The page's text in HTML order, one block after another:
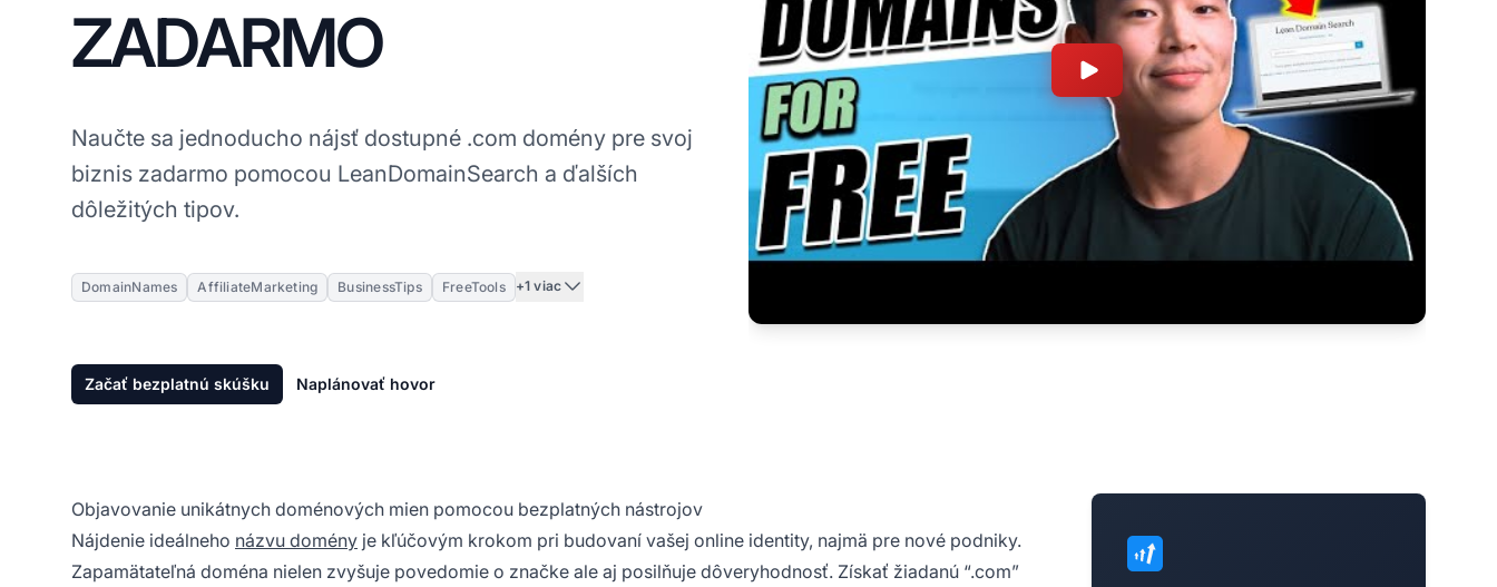
ZADARMO
Naučte sa jednoducho nájsť dostupné .com domény pre svoj
biznis zadarmo pomocou LeanDomainSearch a ďalších
dôležitých tipov.
DomainNames AffiliateMarketing BusinessTips FreeTools +1 viac
Začať bezplatnú skúšku Naplánovať hovor
Objavovanie unikátnych doménových mien pomocou bezplatných nástrojov
Nájdenie ideálneho názvu domény je kľúčovým krokom pri budovaní vašej online identity, najmä pre nové podniky.
Zapamätateľná doména nielen zvyšuje povedomie o značke ale aj posilňuje dôveryhodnosť. Získať žiadanú “.com”